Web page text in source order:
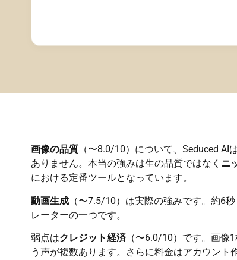
画像の品質 （〜8.0/10）について、Seduced
ありません。本当の強みは生の品質ではなく ニ
における定番ツールとなっています。
動画生成 （〜7.5/10）は実際の強みです。約6
レーターの一つです。
弱点はクレジット経済（〜6.0/10）です。画像
う声が複数あります。さらに料金はアカウント